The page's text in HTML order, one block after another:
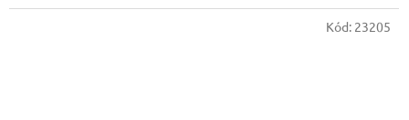
Kód: 23205